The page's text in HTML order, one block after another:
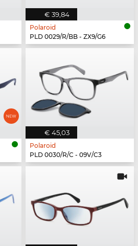
€ 39,84
Polaroid
PLD 0029/R/BB - ZX9/G6
€ 45,03
Polaroid
PLD 0030/R/C - 09V/C3